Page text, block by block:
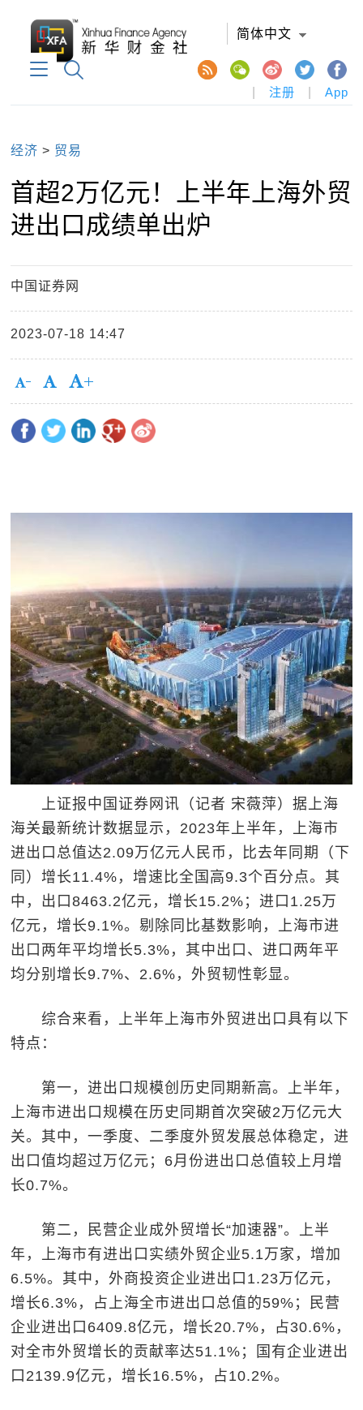
简体中文
注册 App
经济 > 贸易
首超2万亿元！上半年上海外贸
进出口成绩单出炉
中国证券网
2023-07-18 14:47
上证报中国证券网讯（记者 宋薇萍）据上海
海关最新统计数据显示，2023年上半年，上海市
进出口总值达2.09万亿元人民币，比去年同期（下
同）增长11.4%，增速比全国高9.3个百分点。其
中，出口8463.2亿元，增长15.2%；进口1.25万
亿元，增长9.1%。剔除同比基数影响，上海市进
出口两年平均增长5.3%，其中出口、进口两年平
均分别增长9.7%、2.6%，外贸韧性彰显。
综合来看，上半年上海市外贸进出口具有以下
特点：
第一，进出口规模创历史同期新高。上半年，
上海市进出口规模在历史同期首次突破2万亿元大
关。其中，一季度、二季度外贸发展总体稳定，进
出口值均超过万亿元；6月份进出口总值较上月增
长0.7%。
第二，民营企业成外贸增长“加速器”。上半
年，上海市有进出口实绩外贸企业5.1万家，增加
6.5%。其中，外商投资企业进出口1.23万亿元，
增长6.3%，占上海全市进出口总值的59%；民营
企业进出口6409.8亿元，增长20.7%，占30.6%，
对全市外贸增长的贡献率达51.1%；国有企业进出
口2139.9亿元，增长16.5%，占10.2%。